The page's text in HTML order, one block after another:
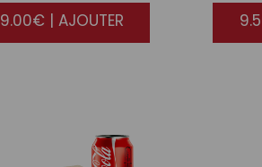
9.00€ | AJOUTER